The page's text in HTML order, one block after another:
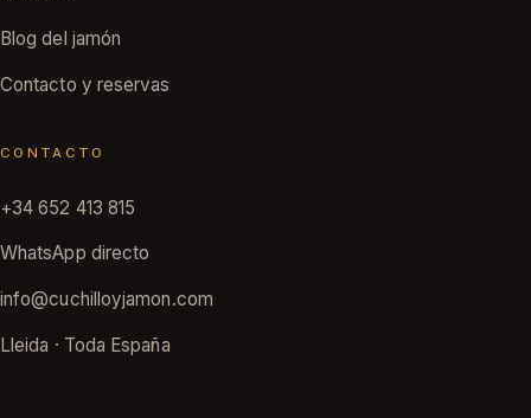
Blog del jamón
Contacto y reservas
CONTACTO
+34 652 413 815
WhatsApp directo
info@cuchilloyjamon.com
Lleida · Toda España